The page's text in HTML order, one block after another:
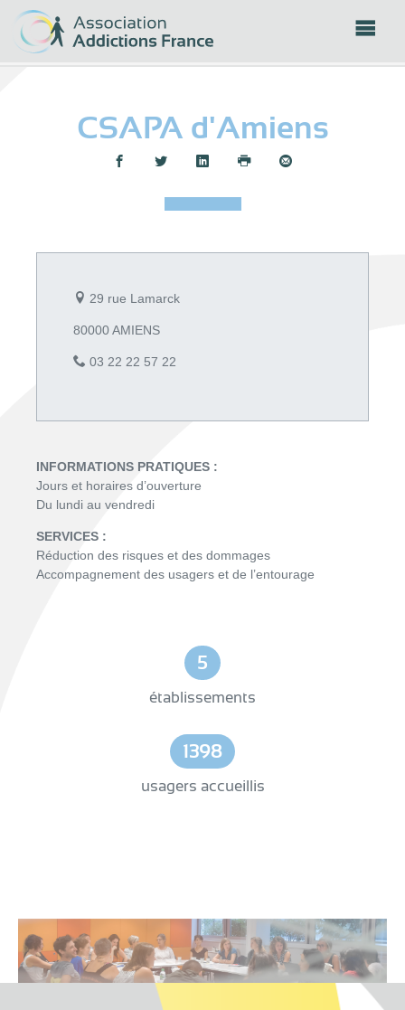
CSAPA d'Amiens
Partager :
29 rue Lamarck
80000 AMIENS
03 22 22 57 22
INFORMATIONS PRATIQUES :
Jours et horaires d’ouverture
Du lundi au vendredi
SERVICES :
Réduction des risques et des dommages
Accompagnement des usagers et de l’entourage
5
établissements
1398
usagers accueillis
Panneau de gestion des cookies